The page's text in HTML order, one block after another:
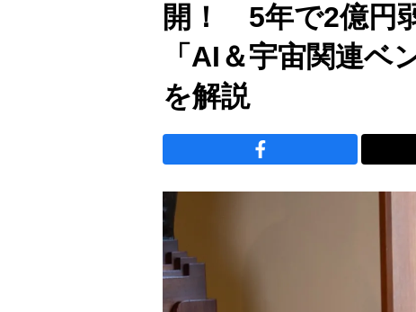
開！ 5年で2億円
「AI＆宇宙関連ベ
を解説